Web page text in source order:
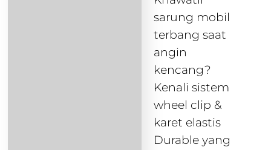
sarung mobil
terbang saat
angin
kencang?
Kenali sistem
wheel clip &
karet elastis
Durable yang